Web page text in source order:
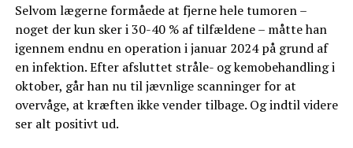
Selvom lægerne formåede at fjerne hele tumoren –
noget der kun sker i 30-40 % af tilfældene – måtte han
igennem endnu en operation i januar 2024 på grund af
en infektion. Efter afsluttet stråle- og kemobehandling i
oktober, går han nu til jævnlige scanninger for at
overvåge, at kræften ikke vender tilbage. Og indtil videre
ser alt positivt ud.